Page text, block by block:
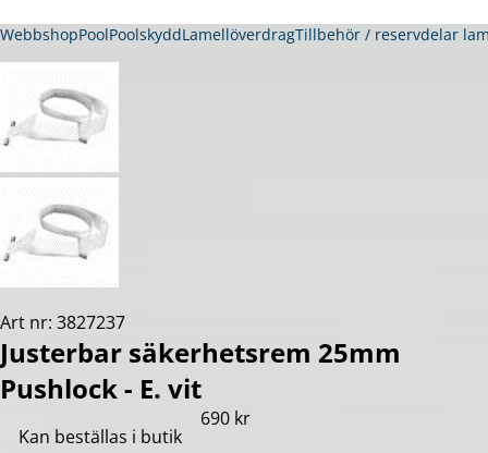
WebbshopPoolPoolskyddLamellöverdragTillbehör / reservdelar
Art nr: 3827237
Justerbar säkerhetsrem 25mm
Pushlock - E. vit
Kan beställas i butik
690 kr